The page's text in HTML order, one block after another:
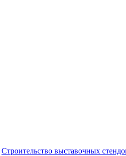
Строительство выставочных